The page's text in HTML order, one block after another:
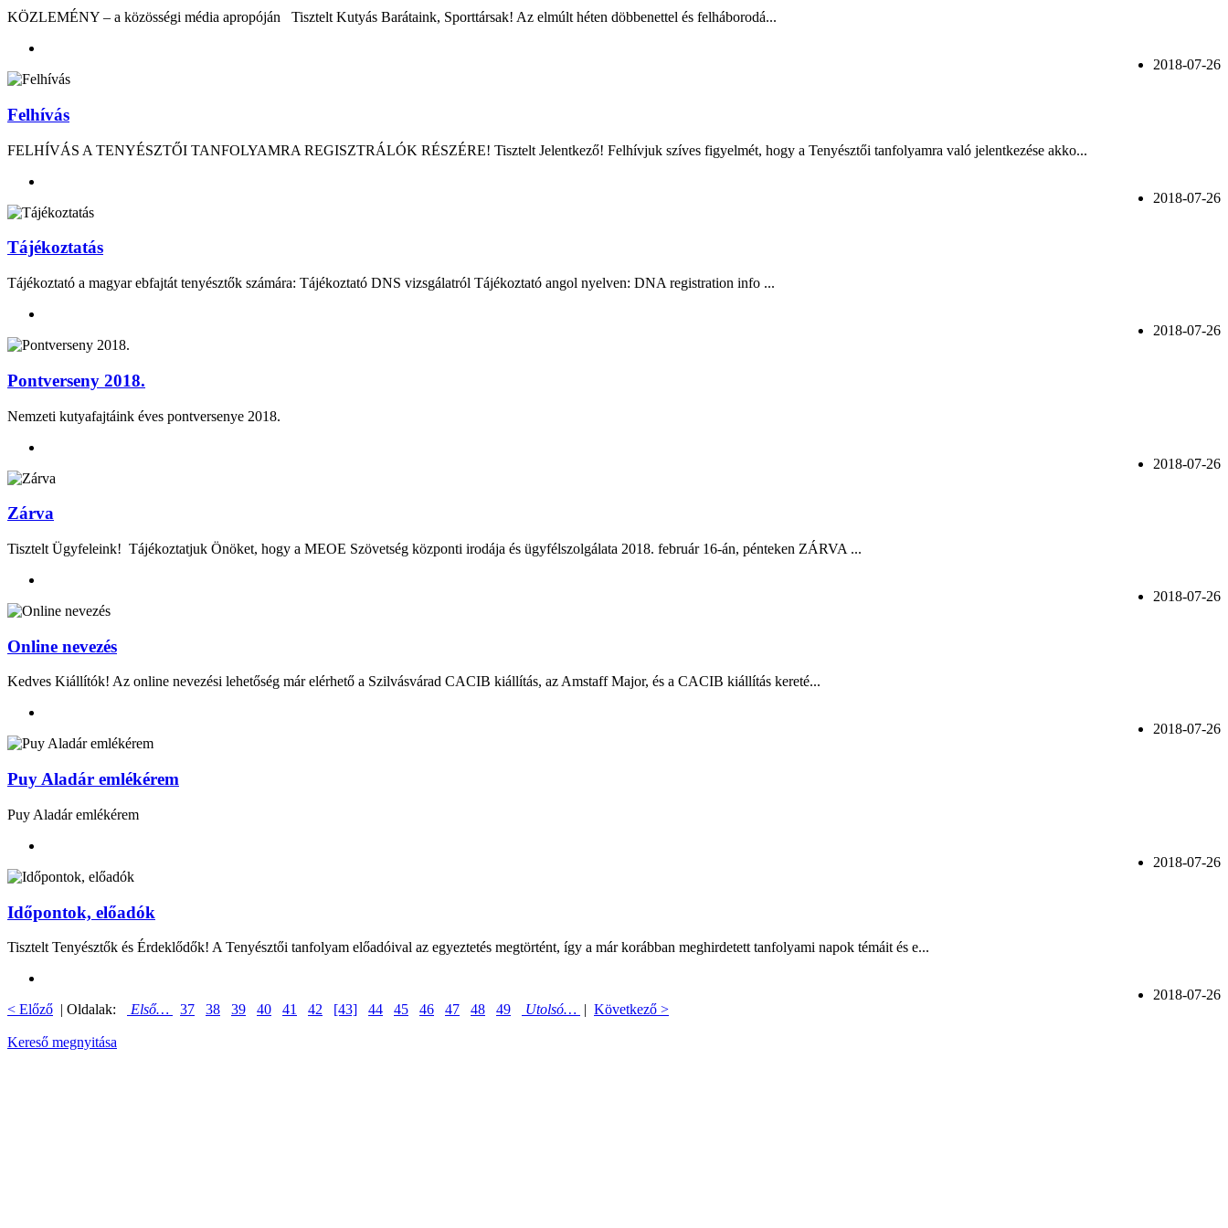
KÖZLEMÉNY – a közösségi média apropóján Tisztelt Kutyás Barátaink, Sporttársak! Az elmúlt héten döbbenettel és felháborodá...
2018-07-26
Felhívás
FELHÍVÁS A TENYÉSZTŐI TANFOLYAMRA REGISZTRÁLÓK RÉSZÉRE! Tisztelt Jelentkező! Felhívjuk szíves figyelmét, hogy a Tenyésztői tanfolyamra való jelentkezése akko...
2018-07-26
Tájékoztatás
Tájékoztató a magyar ebfajtát tenyésztők számára: Tájékoztató DNS vizsgálatról Tájékoztató angol nyelven: DNA registration info ...
2018-07-26
Pontverseny 2018.
Nemzeti kutyafajtáink éves pontversenye 2018.
2018-07-26
Zárva
Tisztelt Ügyfeleink! Tájékoztatjuk Önöket, hogy a MEOE Szövetség központi irodája és ügyfélszolgálata 2018. február 16-án, pénteken ZÁRVA ...
2018-07-26
Online nevezés
Kedves Kiállítók! Az online nevezési lehetőség már elérhető a Szilvásvárad CACIB kiállítás, az Amstaff Major, és a CACIB kiállítás kereté...
2018-07-26
Puy Aladár emlékérem
Puy Aladár emlékérem
2018-07-26
Időpontok, előadók
Tisztelt Tenyésztők és Érdeklődők! A Tenyésztői tanfolyam előadóival az egyeztetés megtörtént, így a már korábban meghirdetett tanfolyami napok témáit és e...
2018-07-26
< Előző | Oldalak: Első… 37 38 39 40 41 42 [43] 44 45 46 47 48 49 Utolsó… | Következő >
Kereső megnyitása